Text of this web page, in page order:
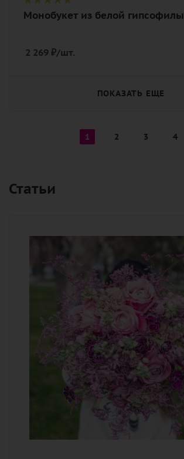
Монобукет из белой гипсофилы
2 269 ₽/шт.
ПОКАЗАТЬ ЕЩЕ
1 2 3 4
Статьи